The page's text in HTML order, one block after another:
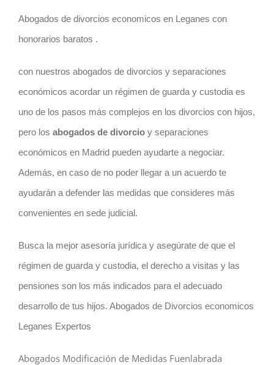
Abogados de divorcios economicos en Leganes con
honorarios baratos .
con nuestros abogados de divorcios y separaciones
económicos acordar un régimen de guarda y custodia es
uno de los pasos más complejos en los divorcios con hijos,
pero los abogados de divorcioy separaciones
económicos en Madrid pueden ayudarte a negociar.
Además, en caso de no poder llegar a un acuerdo te
ayudarán a defender las medidas que consideres más
convenientes en sede judicial.
Busca la mejor asesoría jurídica y asegúrate de que el
régimen de guarda y custodia, el derecho a visitas y las
pensiones son los más indicados para el adecuado
desarrollo de tus hijos. Abogados de Divorcios economicos
Leganes Expertos
Abogados Modificación de Medidas Fuenlabrada